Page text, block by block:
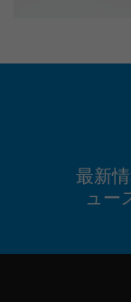
最新
ュー